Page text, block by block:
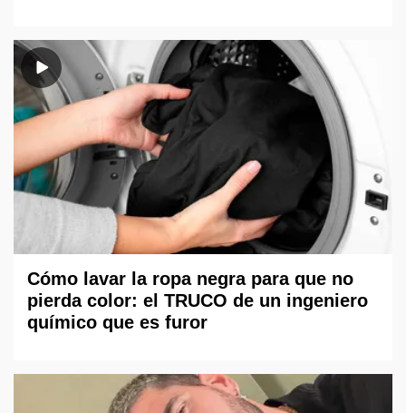
Cómo lavar la ropa negra para que no
pierda color: el TRUCO de un ingeniero
químico que es furor